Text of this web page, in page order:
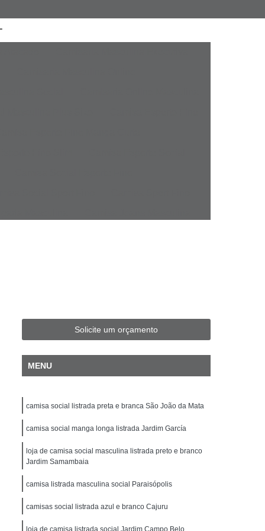
Plus Size
Camisa Social Masculina Plus Size
Social Plus Size Masculina
Xadrez Plus Size
Camisa Individual Slim Fit
Masculina Slim Fit
Social Masculina Manga Longa Slim Fit
Slim Fit
Camisa Social Slim Fit Luxo
Slim Fit
Camisa Branca Masculina Slim
Camisa de Linho Masculina Slim Fit
Camisa Masculina Slim
Solicite um orçamento
MENU
camisa social listrada preta e branca São João da Mata
camisa social manga longa listrada Jardim García
loja de camisa social masculina listrada preto e branco
Jardim Samambaia
camisa listrada masculina social Paraisópolis
camisas social listrada azul e branco Cajuru
loja de camisa listrada social Jardim Campo Belo